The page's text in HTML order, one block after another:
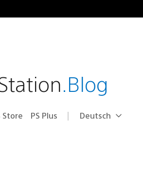
.Blog
Store PS Plus Select
Aktuelle
Deutsch